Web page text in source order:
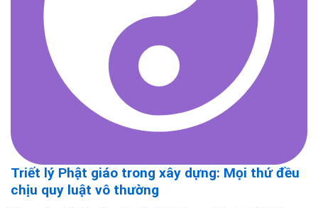
Triết lý Phật giáo trong xây dựng: Mọi thứ đều
chịu quy luật vô thường